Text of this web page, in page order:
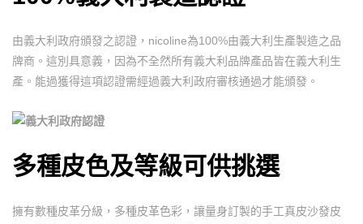
由義大利政府頒發之認證，nicoline為100%由義大利生產製造之品
牌商。這別具意義，因為不全然所有義大利品牌產品皆在義大利生
產。能過獲得這項認證需經過義大利政府審核通過才能頒發。
多種皮色及等級可供挑選
擁有數種皮革分級，多種皮革色彩，讓量身訂製的手工真皮沙發皮